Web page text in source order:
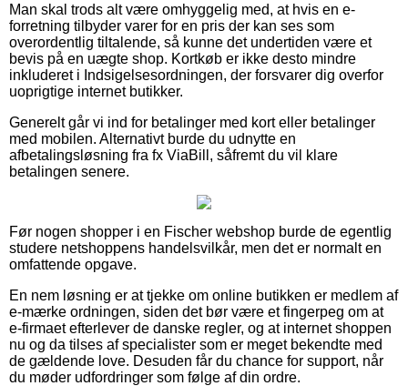
Man skal trods alt være omhyggelig med, at hvis en e-
forretning tilbyder varer for en pris der kan ses som
overordentlig tiltalende, så kunne det undertiden være et
bevis på en uægte shop. Kortkøb er ikke desto mindre
inkluderet i Indsigelsesordningen, der forsvarer dig overfor
uoprigtige internet butikker.
Generelt går vi ind for betalinger med kort eller betalinger
med mobilen. Alternativt burde du udnytte en
afbetalingsløsning fra fx ViaBill, såfremt du vil klare
betalingen senere.
Før nogen shopper i en Fischer webshop burde de egentlig
studere netshoppens handelsvilkår, men det er normalt en
omfattende opgave.
En nem løsning er at tjekke om online butikken er medlem af
e-mærke ordningen, siden det bør være et fingerpeg om at
e-firmaet efterlever de danske regler, og at internet shoppen
nu og da tilses af specialister som er meget bekendte med
de gældende love. Desuden får du chance for support, når
du møder udfordringer som følge af din ordre.